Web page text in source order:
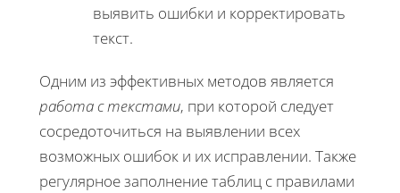
выявить ошибки и корректировать
текст.
Одним из эффективных методов является
работа с текстами, при которой следует
сосредоточиться на выявлении всех
возможных ошибок и их исправлении. Также
регулярное заполнение таблиц с правилами